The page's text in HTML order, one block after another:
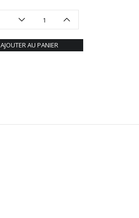
AJOUTER AU PANIER